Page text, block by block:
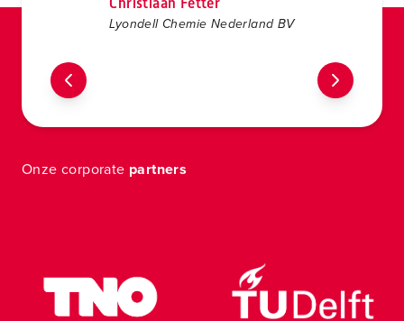
Lyondell Chemie Nederland BV
Onze corporate partners